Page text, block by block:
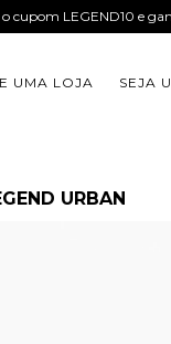
o cupom LEGEND10 e
UMA LOJA SEJA
URBAN